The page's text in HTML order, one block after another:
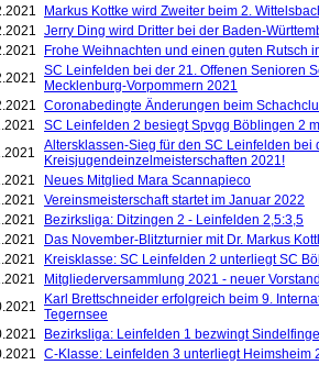
Markus Kottke wird Zweiter beim 2.
Jerry Ding wird Dritter bei der Baden-
Frohe Weihnachten und einen guten Rutsch
SC Leinfelden bei der 21. Offenen Senioren
Mecklenburg-Vorpommern 2021
Coronabedingte Änderungen beim
SC Leinfelden 2 besiegt Spvgg Böblingen 2
Altersklassen-Sieg für den SC Leinfelden bei
Kreisjugendeinzelmeisterschaften 2021!
Neues Mitglied Mara Scannapieco
Vereinsmeisterschaft startet im Januar 2022
Bezirksliga: Ditzingen 2 - Leinfelden 2,5:3,5
Das November-Blitzturnier mit Dr. Markus
Kreisklasse: SC Leinfelden 2 unterliegt SC
Mitgliederversammlung 2021 - neuer
Karl Brettschneider erfolgreich beim 9.
Tegernsee
Bezirksliga: Leinfelden 1 bezwingt
C-Klasse: Leinfelden 3 unterliegt Heimsheim